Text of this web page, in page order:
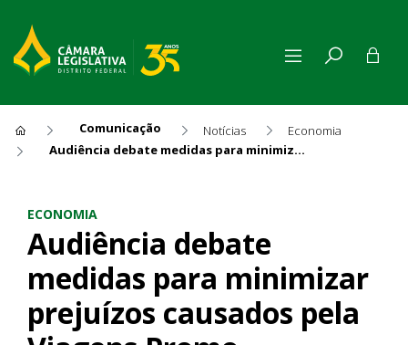
Comunicação Notícias
Economia
Audiência debate medidas para minimizar prejuízos causados pela Viagens Promo
ECONOMIA
Audiência debate
medidas para minimizar
prejuízos causados pela